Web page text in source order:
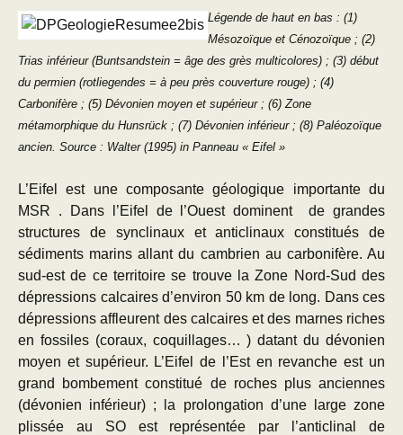
Légende de haut en bas : (1)
Mésozoïque et Cénozoïque ; (2)
Trias inférieur (Buntsandstein = âge des grès multicolores) ; (3) début
du permien (rotliegendes = à peu près couverture rouge) ; (4)
Carbonifère ; (5) Dévonien moyen et supérieur ; (6) Zone
métamorphique du Hunsrück ; (7) Dévonien inférieur ; (8) Paléozoïque
ancien. Source : Walter (1995) in Panneau « Eifel »
L’Eifel est une composante géologique importante du
MSR . Dans l’Eifel de l’Ouest dominent de grandes
structures de synclinaux et anticlinaux constitués de
sédiments marins allant du cambrien au carbonifère. Au
sud-est de ce territoire se trouve la Zone Nord-Sud des
dépressions calcaires d’environ 50 km de long. Dans ces
dépressions affleurent des calcaires et des marnes riches
en fossiles (coraux, coquillages… ) datant du dévonien
moyen et supérieur. L’Eifel de l’Est en revanche est un
grand bombement constitué de roches plus anciennes
(dévonien inférieur) ; la prolongation d’une large zone
plissée au SO est représentée par l’anticlinal de